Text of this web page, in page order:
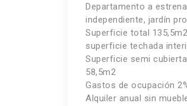
Departamento a
independiente, jardín
Superficie total 135,5m2
superficie techada
Superficie semi
58,5m2
Gastos de ocupación
Alquiler anual sin